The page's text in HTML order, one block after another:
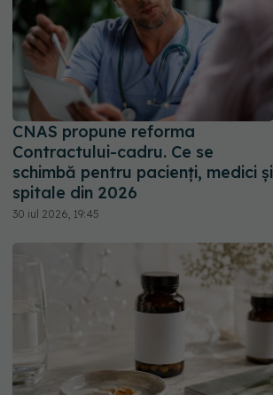
CNAS propune reforma
Contractului-cadru. Ce se
schimbă pentru pacienți, medici și
spitale din 2026
30 iul 2026, 19:45